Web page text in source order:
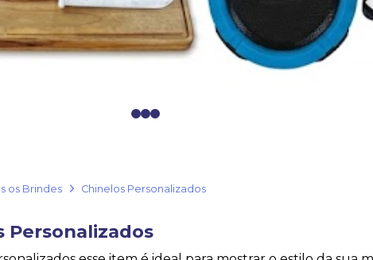
01 2
os Brindes Chinelos Personalizados
Personalizados